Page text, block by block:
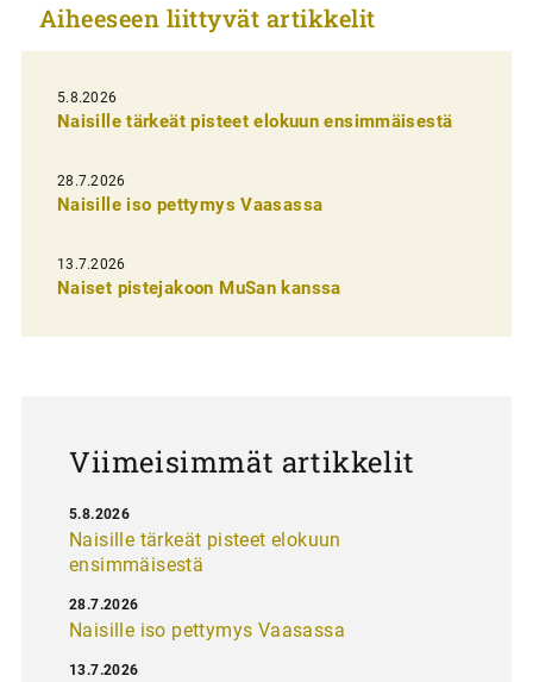
k
e
l
i
e
n
e
Aiheeseen liittyvät artikkelit
5.8.2026
Naisille tärkeät pisteet elokuun ensimmäisestä
28.7.2026
Naisille iso pettymys Vaasassa
13.7.2026
Naiset pistejakoon MuSan kanssa
Viimeisimmät artikkelit
Naisille tärkeät pisteet elokuun
ensimmäisestä
5.8.2026
Naisille iso pettymys Vaasassa
28.7.2026
13.7.2026